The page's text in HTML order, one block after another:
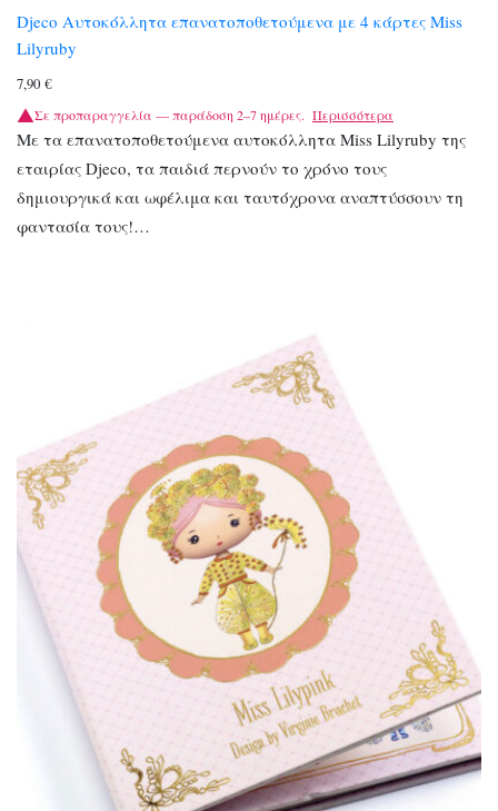
Djeco Αυτοκόλλητα επανατοποθετούμενα με 4 κάρτες Miss
Lilyruby
7,90 €
Σε προπαραγγελία — παράδοση 2–7 ημέρες. Περισσότερα
Με τα επανατοποθετούμενα αυτοκόλλητα Miss Lilyruby της
εταιρίας Djeco, τα παιδιά περνούν το χρόνο τους
δημιουργικά και ωφέλιμα και ταυτόχρονα αναπτύσσουν τη
φαντασία τους!…